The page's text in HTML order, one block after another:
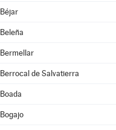
Béjar
Beleña
Bermellar
Berrocal de Salvatierra
Boada
Bogajo